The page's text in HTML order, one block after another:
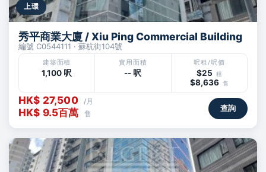
上環
秀平商業大廈 / Xiu Ping Commercial Building
編號 C0544111 · 蘇杭街104號
建築面積
1,100 呎
實用面積
-- 呎
呎租/呎價
$25 租
$8,636 售
HK$ 27,500 /月
HK$ 9.5百萬 售
查詢